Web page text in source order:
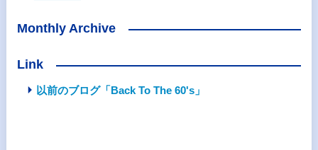
Monthly Archive
Link
以前のブログ「Back To The 60's」